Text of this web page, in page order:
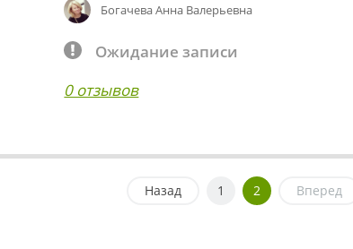
Богачева Анна Валерьевна
Ожидание записи
0 отзывов
Назад 1 2 Вперед